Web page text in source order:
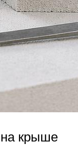
крыше